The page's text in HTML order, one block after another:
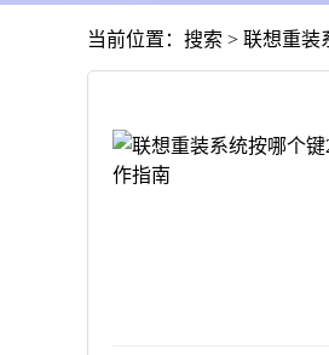
当前位置：搜索 > 联想重装